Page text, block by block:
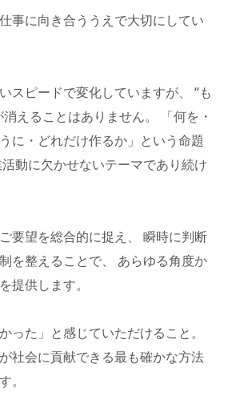
事に向き合ううえで大切にしてい
スピードで変化していますが、 “も
えることはありません。 「何を・
に・どれだけ作るか」という命題
動に欠かせないテーマであり続け
要望を総合的に捉え、 瞬時に判断
を整えることで、 あらゆる角度か
提供します。
った」と感じていただけること。
社会に貢献できる最も確かな方法
。